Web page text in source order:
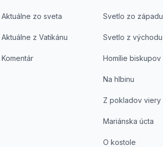
Aktuálne zo sveta
Aktuálne z Vatikánu
Komentár
Svetlo zo západu
Svetlo z východu
Homílie biskupov
Na hlbinu
Z pokladov viery
Mariánska úcta
O kostole